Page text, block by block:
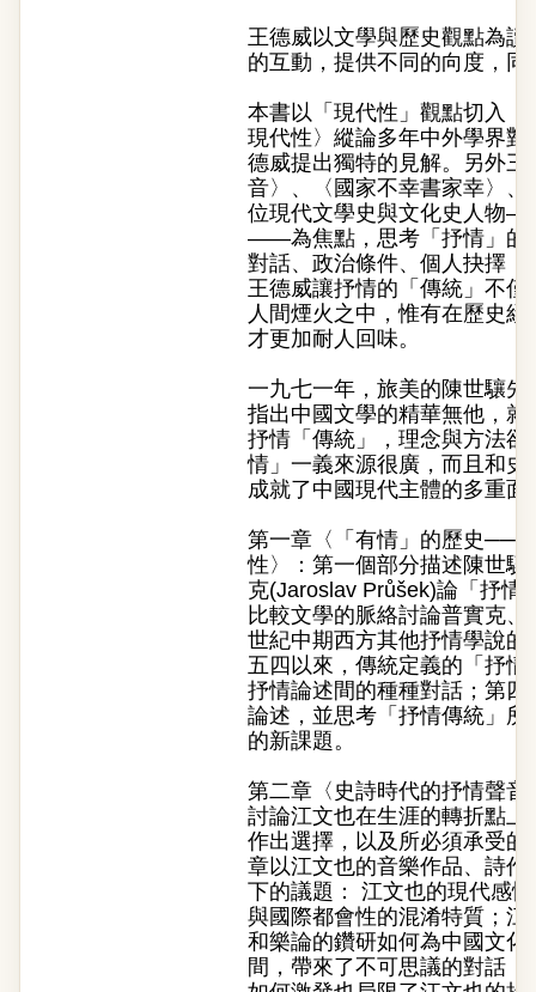
王德威以文學與歷史觀點為
的互動，提供不同的向度，
本書以「現代性」觀點切入
現代性〉縱論多年中外學界
德威提出獨特的見解。另外
音〉、〈國家不幸書家幸〉
位現代文學史與文化史人物
——為焦點，思考「抒情」的
對話、政治條件、個人抉擇
王德威讓抒情的「傳統」不
人間煙火之中，惟有在歷史
才更加耐人回味。
一九七一年，旅美的陳世驤
指出中國文學的精華無他，
抒情「傳統」，理念與方法
情」一義來源很廣，而且和
成就了中國現代主體的多重面
第一章〈「有情」的歷史──
性〉：第一個部分描述陳世
克(Jaroslav Průšek)論「抒情
比較文學的脈絡討論普實克
世紀中期西方其他抒情學說
五四以來，傳統定義的「抒
抒情論述間的種種對話；第
論述，並思考「抒情傳統」
的新課題。
第二章〈史詩時代的抒情聲
討論江文也在生涯的轉折點
作出選擇，以及所必須承受
章以江文也的音樂作品、詩
下的議題： 江文也的現代感
與國際都會性的混淆特質；
和樂論的鑽研如何為中國文
間，帶來了不可思議的對話